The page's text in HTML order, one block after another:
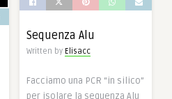
Sequenza Alu
Written by Elisacc
Facciamo una PCR “in silico”
per isolare la sequenza Alu